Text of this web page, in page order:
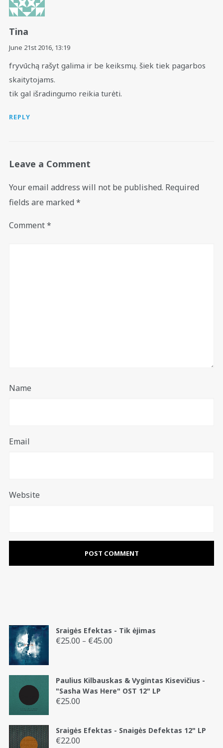
Tina
June 21st 2016, 13:19
fryvūchą rašyt galima ir be keiksmų. šiek tiek pagarbos
skaitytojams.
tik gal išradingumo reikia turėti.
REPLY
Leave a Comment
Your email address will not be published. Required
fields are marked *
Comment*
Name
Email
Website
Sraigės Efektas - Tik ėjimas
€25.00 – €45.00Price
€45.00
Paulius Kilbauskas & Vygintas Kisevičius -
"Sasha Was Here" OST 12" LP
€25.00
Sraigės Efektas - Snaigės Defektas 12" LP
€22.00